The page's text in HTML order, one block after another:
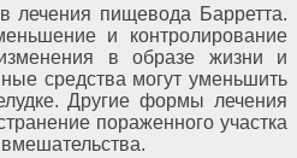
лечения пищевода Барретта.
и контролирование
в образе жизни и
средства могут уменьшить
Другие формы лечения
пораженного участка